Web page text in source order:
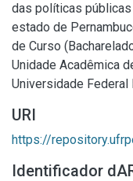
das políticas públicas
estado de
de Curso
Unidade Acadêmica
Universidade Federal
URI
https://
Identificador